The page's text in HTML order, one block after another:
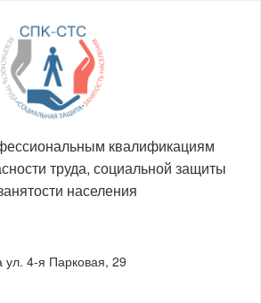
квалификациям
труда, социальной защиты
населения
ул. 4-я Парковая, 29